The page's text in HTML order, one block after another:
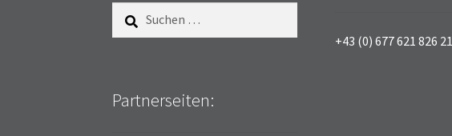
nach:
Partnerseiten:
+43 (0) 677 621 826 21